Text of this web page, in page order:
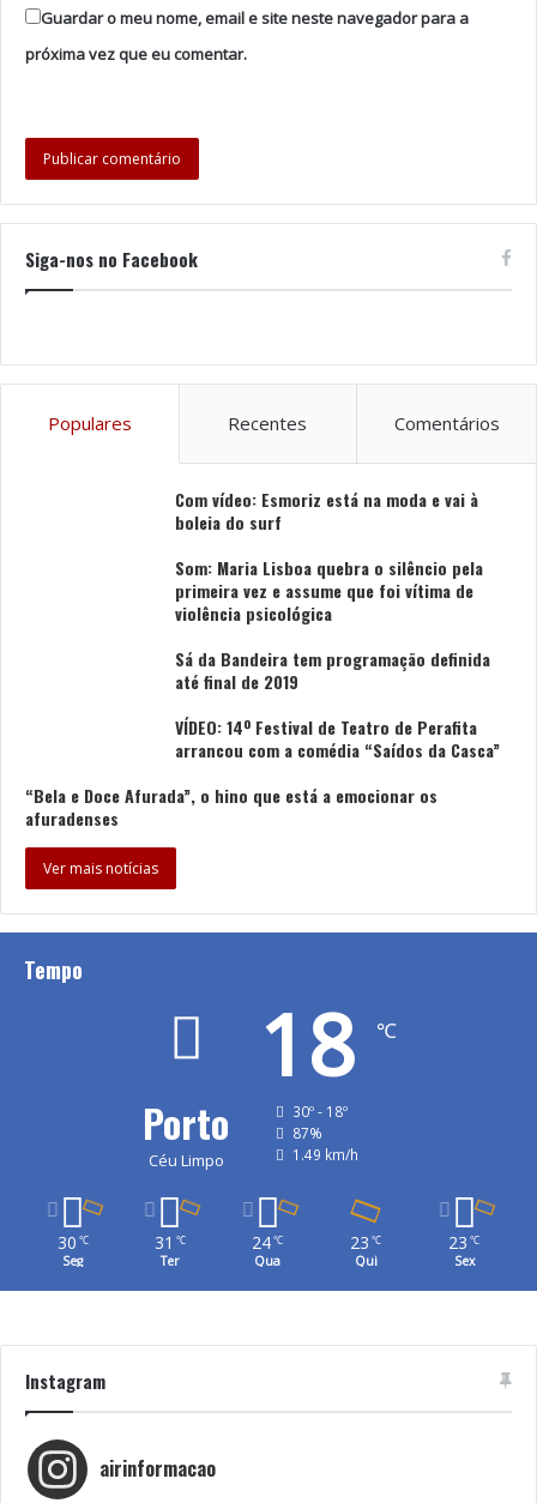
Guardar o meu nome, email e site neste navegador para a
próxima vez que eu comentar.
Siga-nos no Facebook
Populares Recentes Comentários
Com vídeo: Esmoriz está na moda e vai à
boleia do surf
Som: Maria Lisboa quebra o silêncio pela
primeira vez e assume que foi vítima de
violência psicológica
Sá da Bandeira tem programação definida
até final de 2019
VÍDEO: 14º Festival de Teatro de Perafita
arrancou com a comédia “Saídos da Casca”
“Bela e Doce Afurada”, o hino que está a emocionar os
afuradenses
Ver mais notícias
Tempo
Porto
Céu Limpo
18 ℃
30º - 18º
87%
1.49 km/h
30 ℃
Seg
31 ℃
Ter
24℃
Qua
23 ℃
Qui
23 ℃
Sex
Instagram
airinformacao